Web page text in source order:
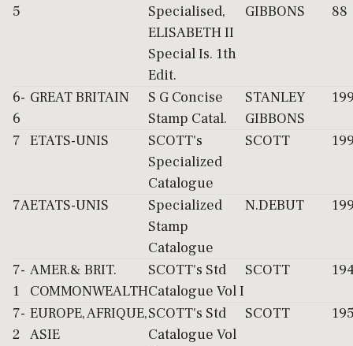
5
Specialised,
ELISABETH II
Special Is. 1th
Edit.
GIBBONS
88
6-
6
GREAT BRITAIN
S G Concise
Stamp Catal.
STANLEY
GIBBONS
7 ETATS-UNIS
SCOTT's
Specialized
Catalogue
SCOTT
7AETATS-UNIS
Specialized
Stamp
Catalogue
N.DEBUT
7-
1
AMER.& BRIT.
COMMONWEALTH
SCOTT's Std
Catalogue Vol I
SCOTT
7-
2
EUROPE, AFRIQUE,
ASIE
SCOTT's Std
Catalogue Vol
SCOTT